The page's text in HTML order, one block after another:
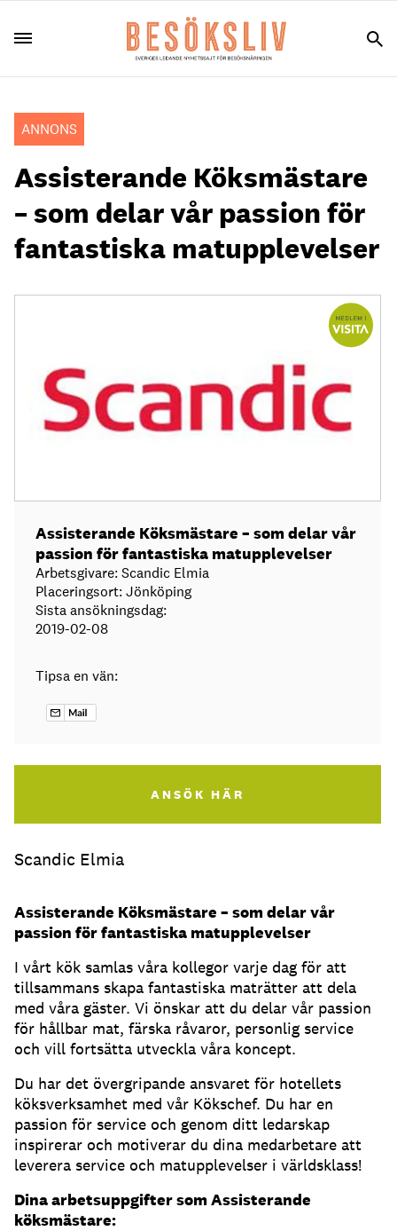
ANNONS
Assisterande Köksmästare
– som delar vår passion för
fantastiska matupplevelser
Scandic Elmia
Assisterande Köksmästare – som delar vår
passion för fantastiska matupplevelser
I vårt kök samlas våra kollegor varje dag för att
tillsammans skapa fantastiska maträtter att dela
med våra gäster. Vi önskar att du delar vår passion
för hållbar mat, färska råvaror, personlig service
och vill fortsätta utveckla våra koncept.
Du har det övergripande ansvaret för hotellets
köksverksamhet med vår Kökschef. Du har en
passion för service och genom ditt ledarskap
inspirerar och motiverar du dina medarbetare att
leverera service och matupplevelser i världsklass!
Dina arbetsuppgifter som Assisterande
köksmästare:
Assisterande Köksmästare – som delar vår
passion för fantastiska matupplevelser
Arbetsgivare: Scandic Elmia
Placeringsort: Jönköping
Sista ansökningsdag:
2019-02-08
Tipsa en vän:
ANSÖK HÄR